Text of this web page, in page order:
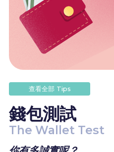
查看全部 Tips
錢包測試
The Wallet Test